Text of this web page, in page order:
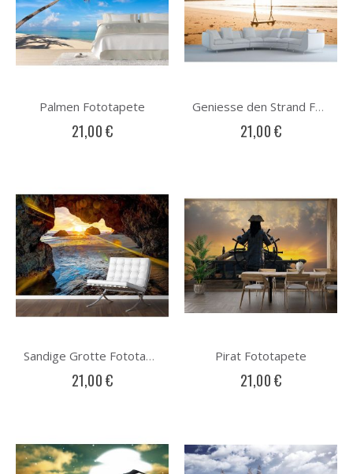
Palmen Fototapete
21,00 €
Geniesse den Strand Fototapete
21,00 €
Sandige Grotte Fototapete
21,00 €
Pirat Fototapete
21,00 €